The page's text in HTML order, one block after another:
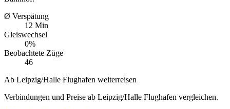
Ø Verspätung
12 Min
Gleiswechsel
0%
Beobachtete Züge
46
Ab Leipzig/Halle Flughafen weiterreisen
Verbindungen und Preise ab Leipzig/Halle Flughafen vergleichen.